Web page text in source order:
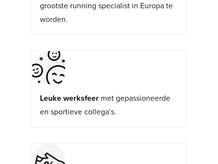
grootste running specialist in Europa te
worden.
Leuke werksfeer met gepassioneerde
en sportieve collega’s.